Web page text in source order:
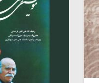
میکلوش روژا